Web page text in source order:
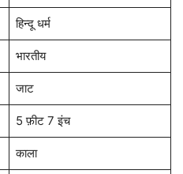
हिन्दू धर्म
भारतीय
जाट
5 फ़ीट 7 इंच
काला